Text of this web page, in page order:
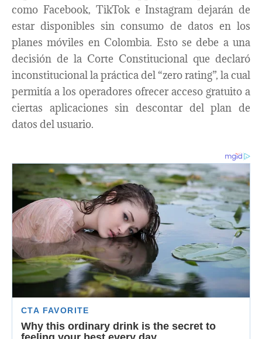
como Facebook, TikTok e Instagram dejarán de
estar disponibles sin consumo de datos en los
planes móviles en Colombia. Esto se debe a una
decisión de la Corte Constitucional que declaró
inconstitucional la práctica del “zero rating”, la cual
permitía a los operadores ofrecer acceso gratuito a
ciertas aplicaciones sin descontar del plan de
datos del usuario.